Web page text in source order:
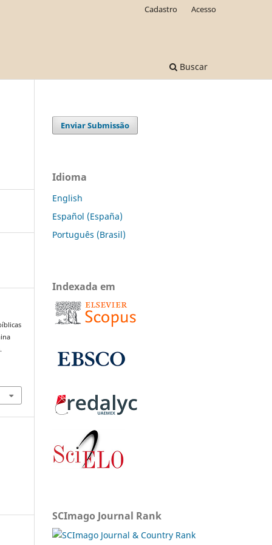
Buscar
Cadastro Acesso
Enviar Submissão
Idioma
English
Español (España)
Português (Brasil)
Indexada em
SCImago Journal Rank